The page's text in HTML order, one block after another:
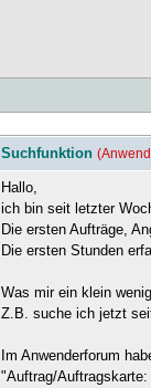
Suchfunktion
Hallo,
ich bin seit letzter
Die ersten Aufträge,
Die ersten Stunden
Was mir ein klein
Z.B. suche ich jetzt
Im Anwenderforum
"Auftrag/